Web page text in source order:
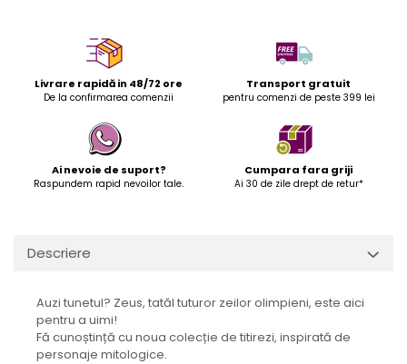
Livrare rapidă in 48/72 ore
De la confirmarea comenzii
Transport gratuit
pentru comenzi de peste 399 lei
Ai nevoie de suport?
Raspundem rapid nevoilor tale.
Cumpara fara griji
Ai 30 de zile drept de retur*
Descriere
Auzi tunetul? Zeus, tatăl tuturor zeilor olimpieni, este aici
pentru a uimi!
Fă cunoștință cu noua colecție de titirezi, inspirată de
personaje mitologice.